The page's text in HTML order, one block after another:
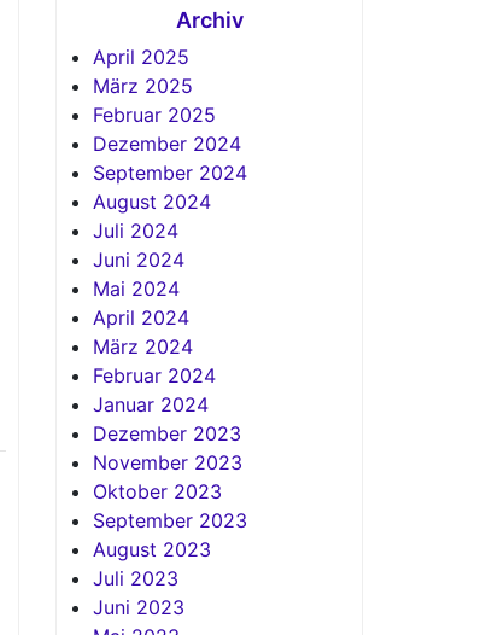
Archiv
April 2025
März 2025
Februar 2025
Dezember 2024
September 2024
August 2024
Juli 2024
Juni 2024
Mai 2024
April 2024
März 2024
Februar 2024
Januar 2024
Dezember 2023
November 2023
Oktober 2023
September 2023
August 2023
Juli 2023
Juni 2023